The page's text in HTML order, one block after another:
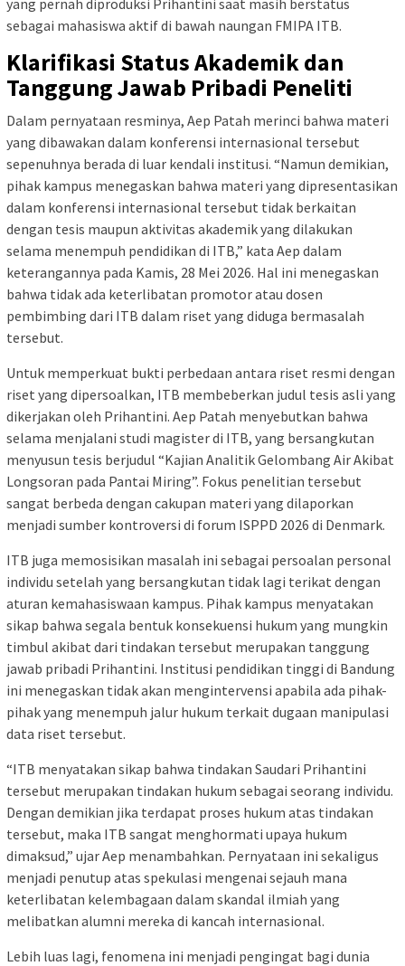
sebagai mahasiswa aktif di bawah naungan FMIPA ITB.
Klarifikasi Status Akademik dan
Tanggung Jawab Pribadi Peneliti
Dalam pernyataan resminya, Aep Patah merinci bahwa materi
yang dibawakan dalam konferensi internasional tersebut
sepenuhnya berada di luar kendali institusi. “Namun demikian,
pihak kampus menegaskan bahwa materi yang dipresentasikan
dalam konferensi internasional tersebut tidak berkaitan
dengan tesis maupun aktivitas akademik yang dilakukan
selama menempuh pendidikan di ITB,” kata Aep dalam
keterangannya pada Kamis, 28 Mei 2026. Hal ini menegaskan
bahwa tidak ada keterlibatan promotor atau dosen
pembimbing dari ITB dalam riset yang diduga bermasalah
tersebut.
Untuk memperkuat bukti perbedaan antara riset resmi dengan
riset yang dipersoalkan, ITB membeberkan judul tesis asli yang
dikerjakan oleh Prihantini. Aep Patah menyebutkan bahwa
selama menjalani studi magister di ITB, yang bersangkutan
menyusun tesis berjudul “Kajian Analitik Gelombang Air Akibat
Longsoran pada Pantai Miring”. Fokus penelitian tersebut
sangat berbeda dengan cakupan materi yang dilaporkan
menjadi sumber kontroversi di forum ISPPD 2026 di Denmark.
ITB juga memosisikan masalah ini sebagai persoalan personal
individu setelah yang bersangkutan tidak lagi terikat dengan
aturan kemahasiswaan kampus. Pihak kampus menyatakan
sikap bahwa segala bentuk konsekuensi hukum yang mungkin
timbul akibat dari tindakan tersebut merupakan tanggung
jawab pribadi Prihantini. Institusi pendidikan tinggi di Bandung
ini menegaskan tidak akan mengintervensi apabila ada pihak-
pihak yang menempuh jalur hukum terkait dugaan manipulasi
data riset tersebut.
“ITB menyatakan sikap bahwa tindakan Saudari Prihantini
tersebut merupakan tindakan hukum sebagai seorang individu.
Dengan demikian jika terdapat proses hukum atas tindakan
tersebut, maka ITB sangat menghormati upaya hukum
dimaksud,” ujar Aep menambahkan. Pernyataan ini sekaligus
menjadi penutup atas spekulasi mengenai sejauh mana
keterlibatan kelembagaan dalam skandal ilmiah yang
melibatkan alumni mereka di kancah internasional.
Lebih luas lagi, fenomena ini menjadi pengingat bagi dunia